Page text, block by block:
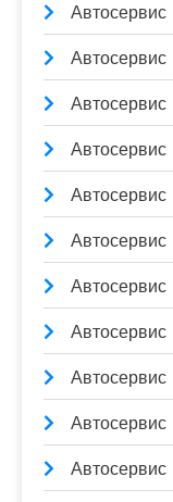
Автосервис
Автосервис
Автосервис
Автосервис
Автосервис
Автосервис
Автосервис
Автосервис
Автосервис
Автосервис
Автосервис